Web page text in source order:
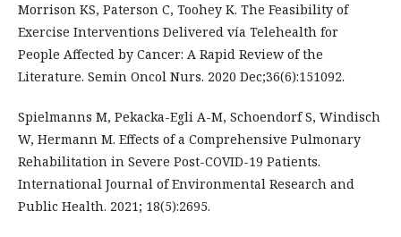
Morrison KS, Paterson C, Toohey K. The Feasibility of
Exercise Interventions Delivered vía Telehealth for
People Affected by Cancer: A Rapid Review of the
Literature. Semin Oncol Nurs. 2020 Dec;36(6):151092.
Spielmanns M, Pekacka-Egli A-M, Schoendorf S, Windisch
W, Hermann M. Effects of a Comprehensive Pulmonary
Rehabilitation in Severe Post-COVID-19 Patients.
International Journal of Environmental Research and
Public Health. 2021; 18(5):2695.